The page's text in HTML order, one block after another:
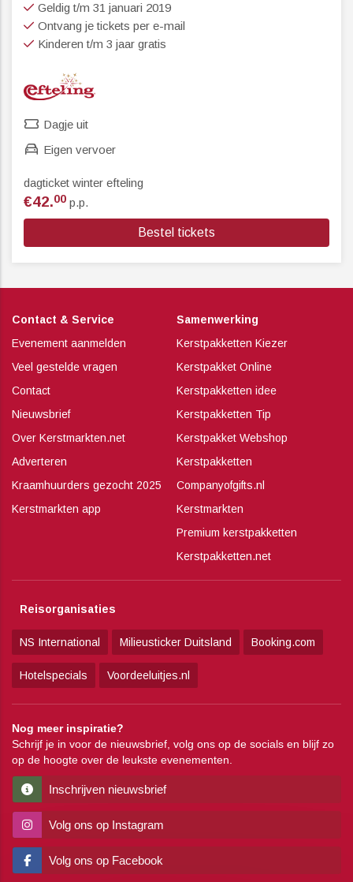
Geldig t/m 31 januari 2019
Ontvang je tickets per e-mail
Kinderen t/m 3 jaar gratis
Dagje uit
Eigen vervoer
dagticket winter efteling
€42.00 p.p.
Bestel tickets
Contact & Service
Evenement aanmelden
Veel gestelde vragen
Contact
Nieuwsbrief
Over Kerstmarkten.net
Adverteren
Kraamhuurders gezocht 2025
Kerstmarkten app
Samenwerking
Kerstpakketten Kiezer
Kerstpakket Online
Kerstpakketten idee
Kerstpakketten Tip
Kerstpakket Webshop
Kerstpakketten
Companyofgifts.nl
Kerstmarkten
Premium kerstpakketten
Kerstpakketten.net
Reisorganisaties
NS International Milieusticker Duitsland Booking.com
Hotelspecials Voordeeluitjes.nl
Nog meer inspiratie?
Schrijf je in voor de nieuwsbrief, volg ons op de socials en blijf zo
op de hoogte over de leukste evenementen.
Inschrijven nieuwsbrief
Volg ons op Instagram
Volg ons op Facebook